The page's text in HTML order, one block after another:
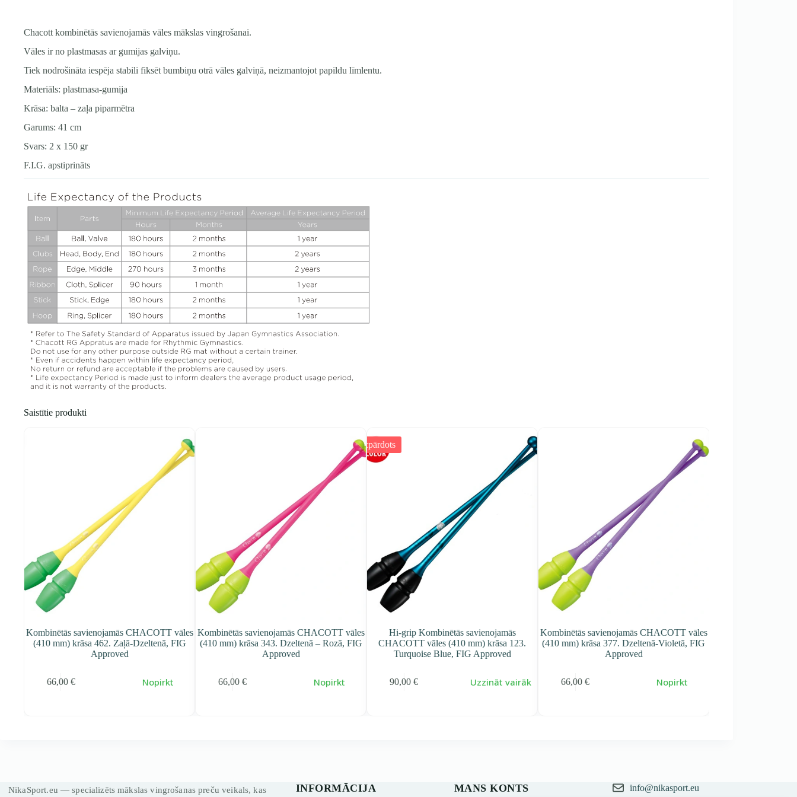
Chacott kombinētās savienojamās vāles mākslas vingrošanai.
Vāles ir no plastmasas ar gumijas galviņu.
Tiek nodrošināta iespēja stabili fiksēt bumbiņu otrā vāles galviņā, neizmantojot papildu līmlentu.
Materiāls: plastmasa-gumija
Krāsa: balta – zaļa piparmētra
Garums: 41 cm
Svars: 2 x 150 gr
F.I.G. apstiprināts
Saistītie produkti
Kombinētās savienojamās CHACOTT vāles
(410 mm) krāsa 462. Zaļā-Dzeltenā, FIG
Approved
66,00 € Nopirkt
Kombinētās savienojamās CHACOTT vāles
(410 mm) krāsa 343. Dzeltenā – Rozā, FIG
Approved
66,00 € Nopirkt
Izpārdots
Hi-grip Kombinētās savienojamās
CHACOTT vāles (410 mm) krāsa 123.
Turquoise Blue, FIG Approved
90,00 € Uzzināt vairāk
Kombinētās savienojamās CHACOTT vāles
(410 mm) krāsa 377. Dzeltenā-Violetā, FIG
Approved
66,00€ Nopirkt
NikaSport.eu — specializēts mākslas vingrošanas preču veikals, kas INFORMĀCIJA MANS KONTS info@nikasport.eu